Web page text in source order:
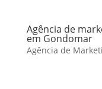
Agência de
em Gondomar
Agência de